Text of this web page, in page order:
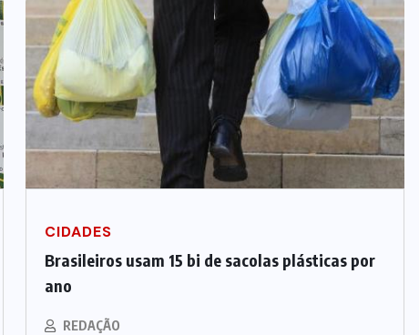
CIDADES
Brasileiros usam 15 bi de sacolas plásticas por
ano
REDAÇÃO